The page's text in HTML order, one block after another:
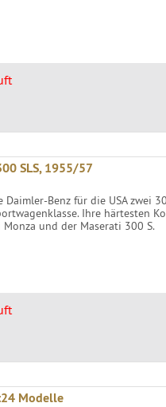
SLS, 1955/57
Benz für die USA zwei
Ihre härtesten
Monza und der Maserati 300 S.
Modelle